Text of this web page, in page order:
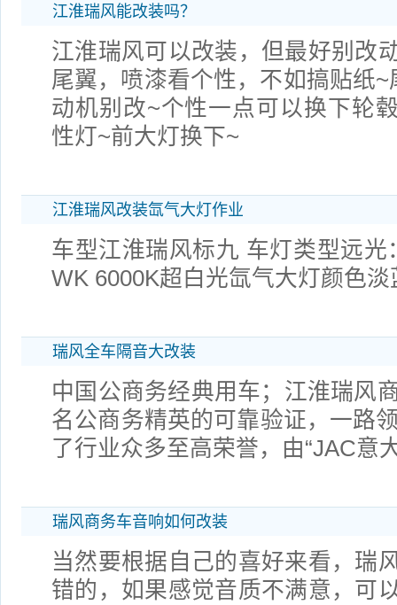
江淮瑞风能改装吗？
江淮瑞风可以改装，但最好别改
尾翼，喷漆看个性，不如搞贴纸
动机别改~个性一点可以换下轮
性灯~前大灯换下~
江淮瑞风改装氙气大灯作业
车型江淮瑞风标九 车灯类型远
WK 6000K超白光氙气大灯颜色淡
瑞风全车隔音大改装
中国公商务经典用车；江淮瑞风
名公商务精英的可靠验证，一路
了行业众多至高荣誉，由“JAC意
瑞风商务车音响如何改装
当然要根据自己的喜好来看，瑞
错的，如果感觉音质不满意，可